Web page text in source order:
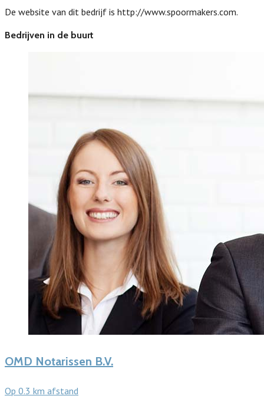
De website van dit bedrijf is http://www.spoormakers.com.
Bedrijven in de buurt
OMD Notarissen B.V.
Op 0.3 km afstand